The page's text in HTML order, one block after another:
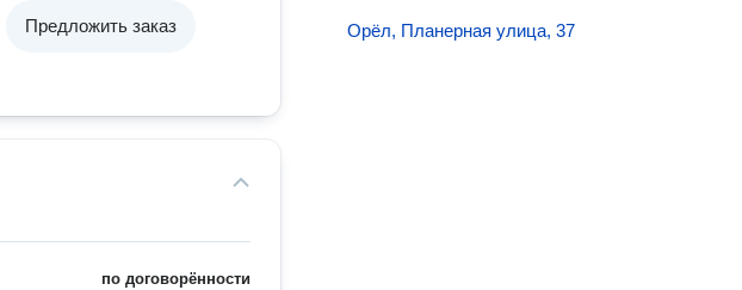
Предложить заказ
по договорённости
Орёл, Планерная улица, 37